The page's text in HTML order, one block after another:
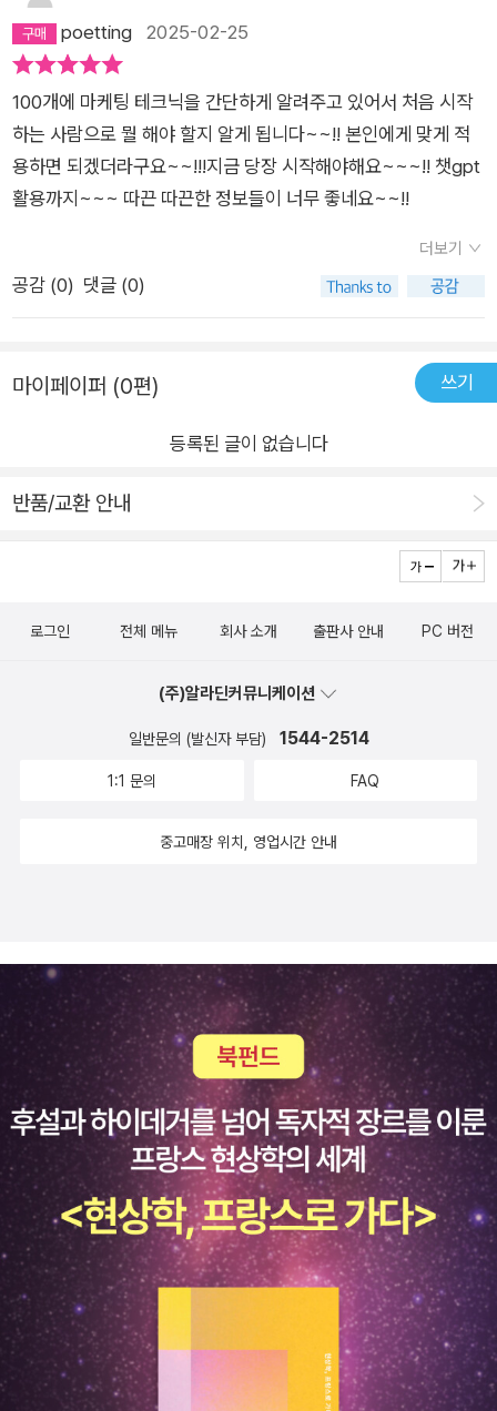
poetting 2025-02-25
100개에 마케팅 테크닉을 간단하게 알려주고 있어서 처음 시작
하는 사람으로 뭘 해야 할지 알게 됩니다~~!! 본인에게 맞게 적
용하면 되겠더라구요~~!!!지금 당장 시작해야해요~~~!! 챗gpt
활용까지~~~ 따끈 따끈한 정보들이 너무 좋네요~~!!
더보기
공감 (0) 댓글 (0)
마이페이퍼 (0편) 쓰기
등록된 글이 없습니다
반품/교환 안내
로그인 전체 메뉴 회사 소개 출판사 안내 PC 버전
(주)알라딘커뮤니케이션
일반문의 (발신자 부담) 1544-2514
1:1 문의 FAQ
중고매장 위치, 영업시간 안내